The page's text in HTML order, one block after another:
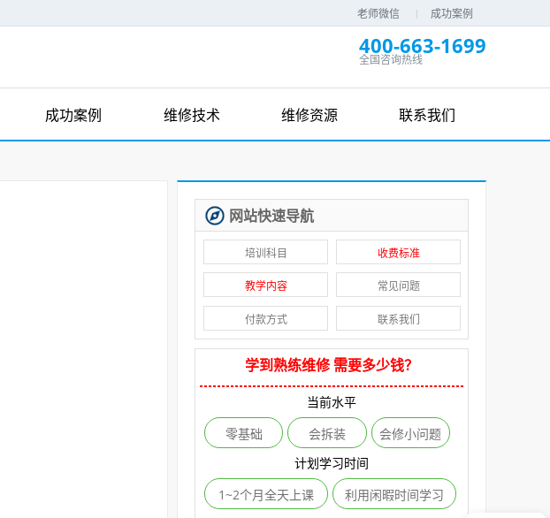
老师微信 成功案例
400-663-1699
全国咨询热线
成功案例 维修技术 维修资源 联系我们
网站快速导航
培训科目 收费标准
教学内容 常见问题
付款方式 联系我们
学到熟练维修 需要多少钱？
当前水平
零基础
会拆装
会修小问题
计划学习时间
1~2个月全天上课
利用闲暇时间学习